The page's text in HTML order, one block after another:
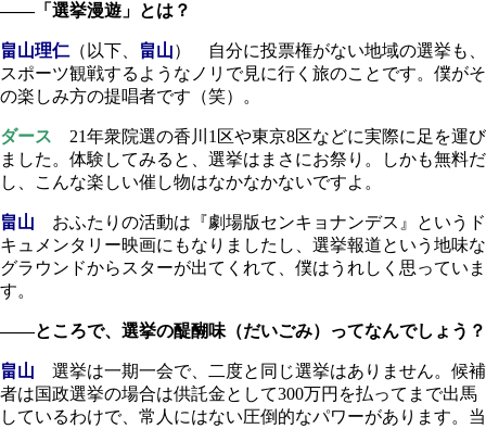
――「選挙漫遊」とは？
畠山理仁 （以下、 畠山） 自分に投票権がない地域の選挙も、
スポーツ観戦するようなノリで見に行く旅のことです。僕がそ
の楽しみ方の提唱者です（笑）。
ダース 21年衆院選の香川1区や東京8区などに実際に足を運び
ました。体験してみると、選挙はまさにお祭り。しかも無料だ
し、こんな楽しい催し物はなかなかないですよ。
畠山 おふたりの活動は『劇場版センキョナンデス』というド
キュメンタリー映画にもなりましたし、選挙報道という地味な
グラウンドからスターが出てくれて、僕はうれしく思っていま
す。
――ところで、選挙の醍醐味（だいごみ）ってなんでしょう？
畠山 選挙は一期一会で、二度と同じ選挙はありません。候補
者は国政選挙の場合は供託金として300万円を払ってまで出馬
しているわけで、常人にはない圧倒的なパワーがあります。当